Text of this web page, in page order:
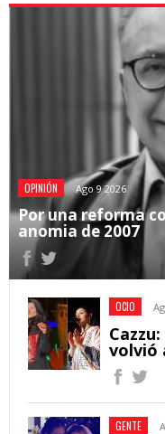
OPINIÓN Ago 9 2026
Por una reforma
anomia de 2007
OCIO
volvió
GENTE